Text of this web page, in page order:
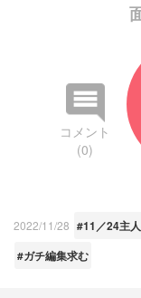
コメント
(0)
2022/11/28 #11／24主
#ガチ編集求む